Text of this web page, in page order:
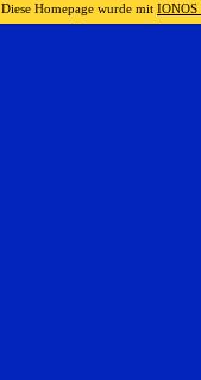
Diese Homepage wurde mit IONOS